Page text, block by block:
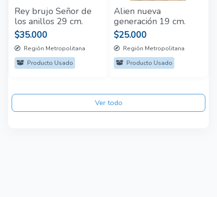
Rey brujo Señor de
los anillos 29 cm.
$35.000
Región Metropolitana
Producto Usado
Alien nueva
generación 19 cm.
$25.000
Región Metropolitana
Producto Usado
Ver todo